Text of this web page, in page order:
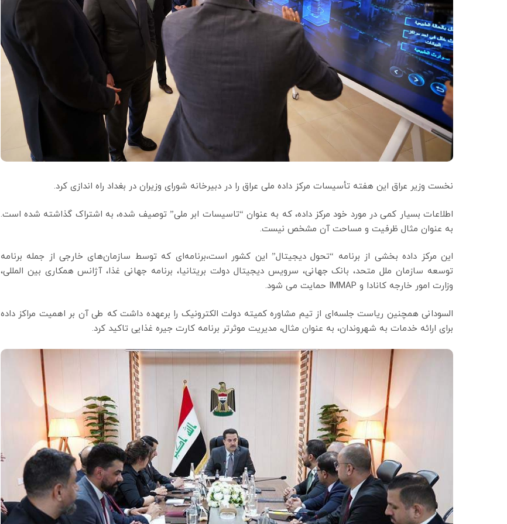
نخست وزیر عراق این هفته تأسیسات مرکز داده ملی عراق را در دبیرخانه شورای وزیران در بغداد راه اندازی کرد.
اطلاعات بسیار کمی در مورد خود مرکز داده، که به عنوان “تاسیسات ابر ملی” توصیف شده، به اشتراک گذاشته شده است.
به عنوان مثال ظرفیت و مساحت آن مشخص نیست.
این مرکز داده بخشی از برنامه “تحول دیجیتال” این کشور است،برنامه‌ای که توسط سازمان‌های خارجی از جمله برنامه
توسعه سازمان ملل متحد، بانک جهانی، سرویس دیجیتال دولت بریتانیا، برنامه جهانی غذا، آژانس همکاری بین المللی،
وزارت امور خارجه کانادا و IMMAP حمایت می شود.
السودانی همچنین ریاست جلسه‌ای از تیم مشاوره کمیته دولت الکترونیک را برعهده داشت که طی آن بر اهمیت مراکز داده
برای ارائه خدمات به شهروندان، به عنوان مثال، مدیریت موثرتر برنامه کارت جیره غذایی تاکید کرد.